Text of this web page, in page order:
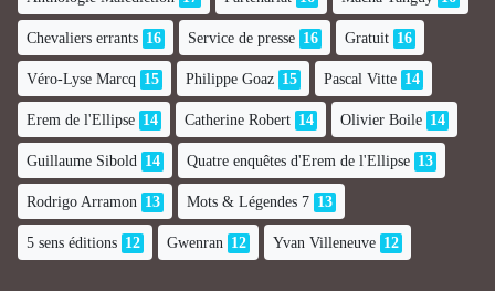
Chevaliers errants 16 Service de presse 16 Gratuit 16
Véro-Lyse Marcq 15 Philippe Goaz 15 Pascal Vitte 14
Erem de l'Ellipse 14 Catherine Robert 14 Olivier Boile 14
Guillaume Sibold 14 Quatre enquêtes d'Erem de l'Ellipse 13
Rodrigo Arramon 13 Mots & Légendes 7 13
5 sens éditions 12 Gwenran 12 Yvan Villeneuve 12